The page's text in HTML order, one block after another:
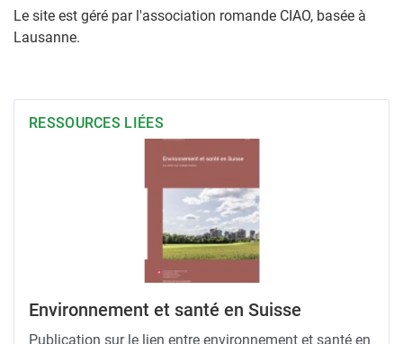
Le site est géré par l'association romande CIAO, basée à
Lausanne.
RESSOURCES LIÉES
Environnement et santé en Suisse
Publication sur le lien entre environnement et santé en